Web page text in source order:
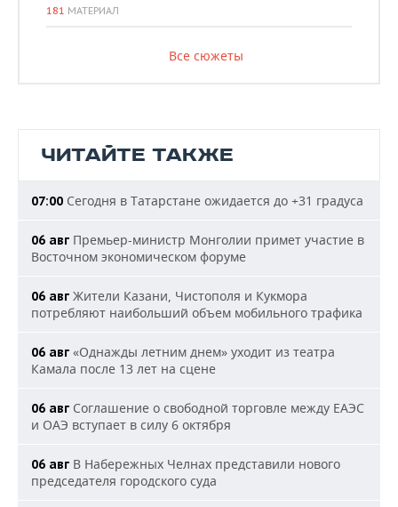
181 МАТЕРИАЛ
Все сюжеты
ЧИТАЙТЕ ТАКЖЕ
07:00 Сегодня в Татарстане ожидается до +31 градуса
06 авг Премьер-министр Монголии примет участие в
Восточном экономическом форуме
06 авг Жители Казани, Чистополя и Кукмора
потребляют наибольший объем мобильного трафика
06 авг «Однажды летним днем» уходит из театра
Камала после 13 лет на сцене
06 авг Соглашение о свободной торговле между ЕАЭС
и ОАЭ вступает в силу 6 октября
06 авг В Набережных Челнах представили нового
председателя городского суда